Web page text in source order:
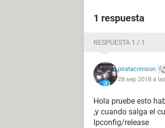
1 respuesta
RESPUESTA 1 / 1
piratacrimson
28 sep 2018 a
Hola pruebe esto
,y cuando salga el
Ipconfig/release